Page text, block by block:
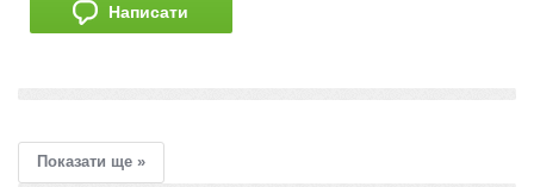
Написати
Показати ще »